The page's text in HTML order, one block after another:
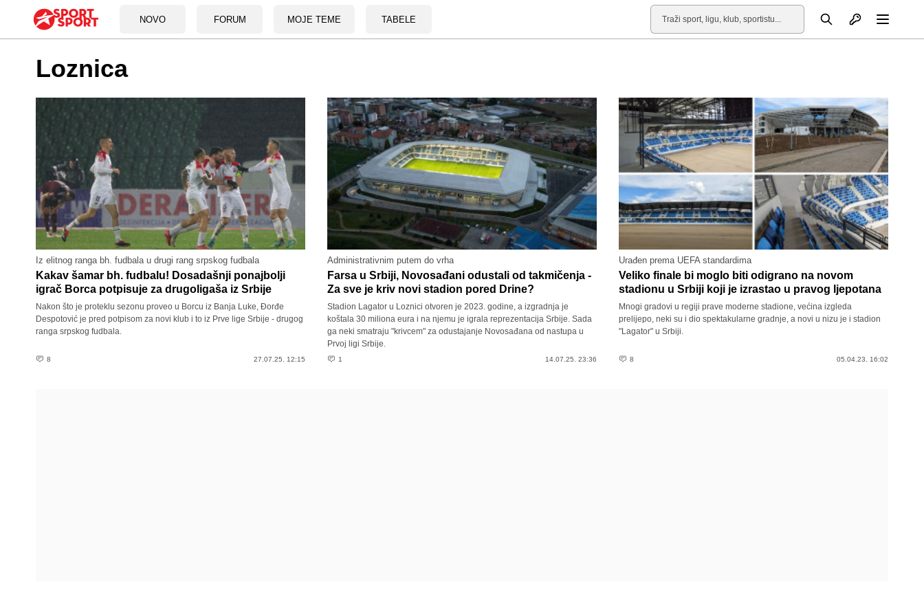
NOVO FORUM MOJE TEME TABELE
Pretraga Otvori profil
Loznica
Iz elitnog ranga bh. fudbala u drugi rang srpskog fudbala
Kakav šamar bh. fudbalu! Dosadašnji ponajbolji
igrač Borca potpisuje za drugoligaša iz Srbije
Nakon što je proteklu sezonu proveo u Borcu iz Banja Luke, Đorđe
Despotović je pred potpisom za novi klub i to iz Prve lige Srbije - drugog
ranga srpskog fudbala.
8 27.07.25. 12:15
Administrativnim putem do vrha
Farsa u Srbiji, Novosađani odustali od takmičenja -
Za sve je kriv novi stadion pored Drine?
Stadion Lagator u Loznici otvoren je 2023. godine, a izgradnja je
koštala 30 miliona eura i na njemu je igrala reprezentacija Srbije. Sada
ga neki smatraju "krivcem" za odustajanje Novosađana od nastupa u
Prvoj ligi Srbije.
1 14.07.25. 23:36
Urađen prema UEFA standardima
Veliko finale bi moglo biti odigrano na novom
stadionu u Srbiji koji je izrastao u pravog ljepotana
Mnogi gradovi u regiji prave moderne stadione, većina izgleda
prelijepo, neki su i dio spektakularne gradnje, a novi u nizu je i stadion
"Lagator" u Srbiji.
8 05.04.23. 16:02